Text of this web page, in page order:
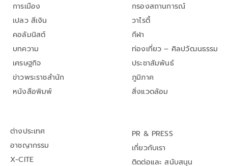
การเมือง
เปลว สีเงิน
คอลัมนิสต์
บทความ
เศรษฐกิจ
ข่าวพระราชสำนัก
หนังสือพิมพ์
กรองสถานการณ์
วาไรตี้
กีฬา
ท่องเที่ยว – ศิลปวัฒนธรรม
ประชาสัมพันธ์
ภูมิภาค
สิ่งแวดล้อม
ต่างประเทศ
อาชญากรรม
X-CITE
PR & PRESS
เกี่ยวกับเรา
ติดต่อและ สนับสนุน